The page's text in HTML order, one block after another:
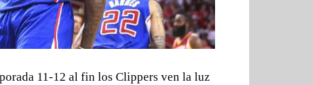
11-12 al fin los Clippers ven la luz